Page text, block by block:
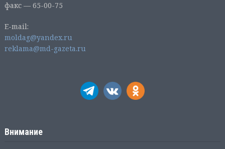
факс — 65-00-75
E-mail:
moldag@yandex.ru
reklama@md-gazeta.ru
Внимание